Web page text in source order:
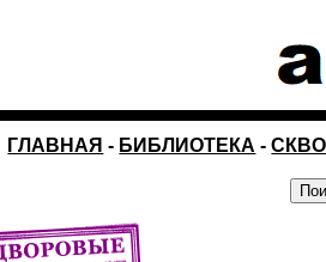
ГЛАВНАЯ - БИБЛИОТЕКА -